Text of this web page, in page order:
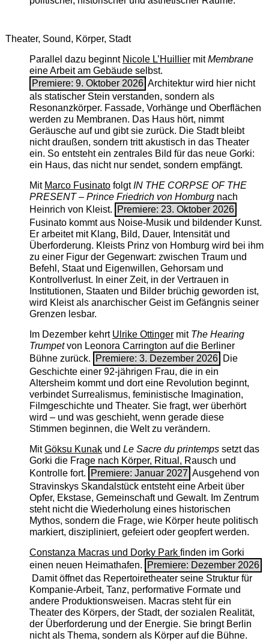
Theater, Sound, Körper, Stadt
Parallel dazu beginnt Nicole L’Huilliermit ­Membrane
eine Arbeit am Gebäude selbst.
Premiere: 9. Oktober 2026 Architektur wird hier nicht
als statischer Stein verstanden, sondern als
Resonanzkörper. Fassade, Vorhänge und Oberflächen
werden zu Membranen. Das Haus hört, nimmt
Geräusche auf und gibt sie zurück. Die Stadt bleibt
nicht draußen, sondern tritt akustisch in das Theater
ein. So entsteht ein zentrales Bild für das neue Gorki:
ein Haus, das nicht nur sendet, sondern empfängt.
Mit Marco FusinatofolgtIN THE CORPSE OF THE
PRESENT – Prince Friedrich von Homburgnach
Heinrich von Kleist.
Premiere: 23. Oktober 2026
Fusinato kommt aus Noise-Musik und bildender Kunst.
Er arbeitet mit Klang, Bild, Dauer, Intensität und
Überforderung. Kleists Prinz von Homburg wird bei ihm
zu einer Figur der Gegenwart: zwischen Traum und
Befehl, Staat und Eigenwillen, Gehorsam und
Kontrollverlust. In einer Zeit, in der Vertrauen in
Institutionen, Staaten und Bilder brüchig geworden ist,
wird Kleist als anarchischer Geist im Gefängnis seiner
Grenzen lesbar.
Im Dezember kehrt Ulrike Ottingermit The ­Hearing
Trumpetvon Leonora Carrington auf die Berliner
Bühne zurück.
Premiere: 3. Dezember 2026 Die
Geschichte einer 92-jährigen Frau, die in ein
Altersheim kommt und dort eine Revolution beginnt,
verbindet Surrealismus, feministische Imagination,
Filmgeschichte und Theater. Sie fragt, wer überhört
wird – und was geschieht, wenn gerade diese
Stimmen beginnen, die Welt zu verändern.
MitGöksu Kunakund Le Sacre du printempssetzt das
Gorki die Frage nach Körper, Ritual, Rausch und
Kontrolle fort.
Premiere: Januar 2027 Ausgehend von
Stravinskys Skandalstück entsteht eine Arbeit über
Opfer, Ekstase, Gemeinschaft und Gewalt. Im Zentrum
steht nicht die Wiederholung eines historischen
Mythos, sondern die Frage, wie Körper heute politisch
markiert, diszipliniert, gefeiert oder geopfert werden.
Constanza Macras und Dorky Park finden im Gorki
einen neuen Heimathafen.
Premiere: Dezember 2026
Damit öffnet das Repertoiretheater seine Struktur für
Kompanie-Arbeit, Tanz, performative Formate und
andere Produktionsweisen. Macras steht für ein
Theater des Körpers, der Stadt, der sozialen Realität,
der Überforderung und der Energie. Sie bringt Berlin
nicht als Thema, sondern als Körper auf die Bühne.